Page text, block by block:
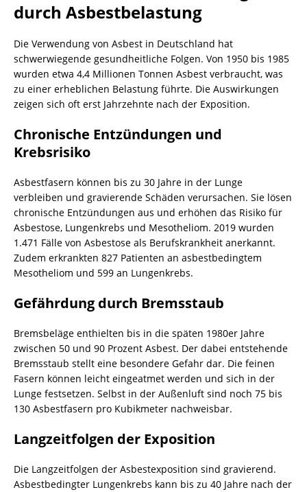
durch Asbestbelastung
Die Verwendung von Asbest in Deutschland hat
schwerwiegende gesundheitliche Folgen. Von 1950 bis 1985
wurden etwa 4,4 Millionen Tonnen Asbest verbraucht, was
zu einer erheblichen Belastung führte. Die Auswirkungen
zeigen sich oft erst Jahrzehnte nach der Exposition.
Chronische Entzündungen und
Krebsrisiko
Asbestfasern können bis zu 30 Jahre in der Lunge
verbleiben und gravierende Schäden verursachen. Sie lösen
chronische Entzündungen aus und erhöhen das Risiko für
Asbestose, Lungenkrebs und Mesotheliom. 2019 wurden
1.471 Fälle von Asbestose als Berufskrankheit anerkannt.
Zudem erkrankten 827 Patienten an asbestbedingtem
Mesotheliom und 599 an Lungenkrebs.
Gefährdung durch Bremsstaub
Bremsbeläge enthielten bis in die späten 1980er Jahre
zwischen 50 und 90 Prozent Asbest. Der dabei entstehende
Bremsstaub stellt eine besondere Gefahr dar. Die feinen
Fasern können leicht eingeatmet werden und sich in der
Lunge festsetzen. Selbst in der Außenluft sind noch 75 bis
130 Asbestfasern pro Kubikmeter nachweisbar.
Langzeitfolgen der Exposition
Die Langzeitfolgen der Asbestexposition sind gravierend.
Asbestbedingter Lungenkrebs kann bis zu 40 Jahre nach der